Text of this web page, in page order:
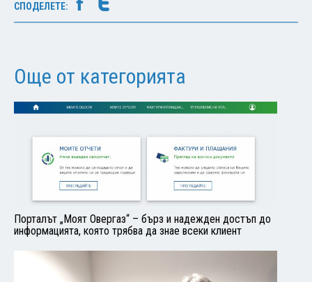
СПОДЕЛЕТЕ:
Още от категорията
Порталът „Моят Овергаз“ – бърз и надежден достъп до
информацията, която трябва да знае всеки клиент